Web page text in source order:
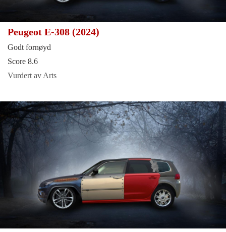
Peugeot E-308 (2024)
Godt fornøyd
Score 8.6
Vurdert av Arts